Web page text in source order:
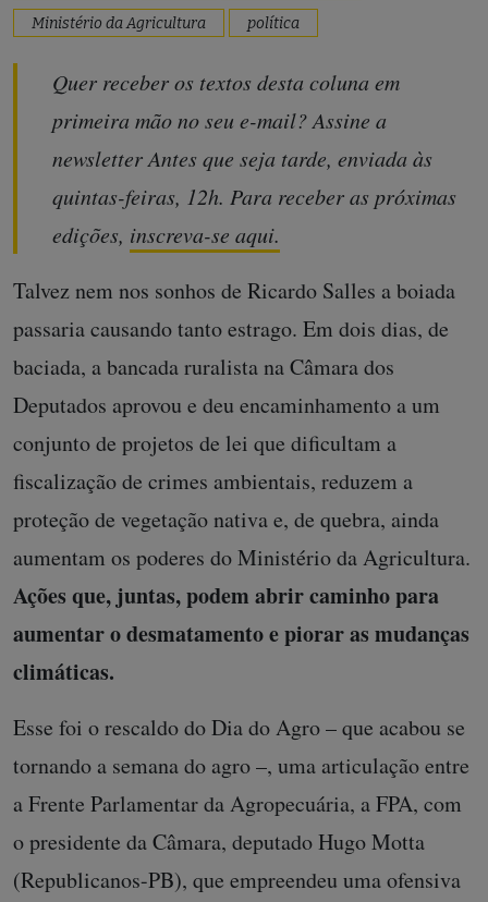
Ministério da Agricultura
política
Quer receber os textos desta coluna em
primeira mão no seu e-mail? Assine a
newsletter Antes que seja tarde, enviada às
quintas-feiras, 12h. Para receber as próximas
edições, inscreva-se aqui.
Talvez nem nos sonhos de Ricardo Salles a boiada
passaria causando tanto estrago. Em dois dias, de
baciada, a bancada ruralista na Câmara dos
Deputados aprovou e deu encaminhamento a um
conjunto de projetos de lei que dificultam a
fiscalização de crimes ambientais, reduzem a
proteção de vegetação nativa e, de quebra, ainda
aumentam os poderes do Ministério da Agricultura.
Ações que, juntas, podem abrir caminho para
aumentar o desmatamento e piorar as mudanças
climáticas.
Esse foi o rescaldo do Dia do Agro – que acabou se
tornando a semana do agro –, uma articulação entre
a Frente Parlamentar da Agropecuária, a FPA, com
o presidente da Câmara, deputado Hugo Motta
(Republicanos-PB), que empreendeu uma ofensiva